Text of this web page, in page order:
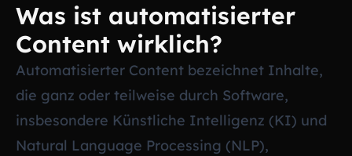
Was ist automatisierter
Content wirklich?
Automatisierter Content bezeichnet Inhalte,
die ganz oder teilweise durch Software,
insbesondere Künstliche Intelligenz (KI) und
Natural Language Processing (NLP),